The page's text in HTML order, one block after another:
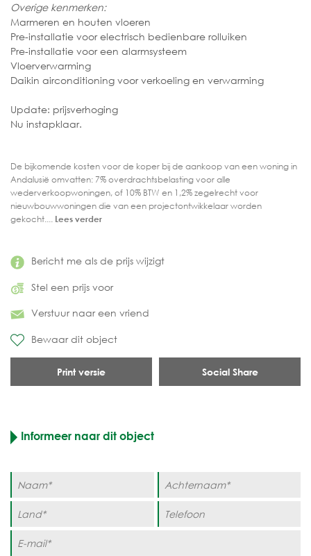
Bericht me als de prijs wijzigt
Stel een prijs voor
Verstuur naar een vriend
Bewaar dit object
Print versie Social Share
Overige kenmerken:
Marmeren en houten vloeren
Pre-installatie voor electrisch bedienbare rolluiken
Pre-installatie voor een alarmsysteem
Vloerverwarming
Daikin airconditioning voor verkoeling en verwarming
Update: prijsverhoging
Nu instapklaar.
De bijkomende kosten voor de koper bij de aankoop van een woning in
Andalusië omvatten: 7% overdrachtsbelasting voor alle
wederverkoopwoningen, of 10% BTW en 1,2% zegelrecht voor
nieuwbouwwoningen die van een projectontwikkelaar worden
gekocht.... Lees verder
Informeer naar dit object